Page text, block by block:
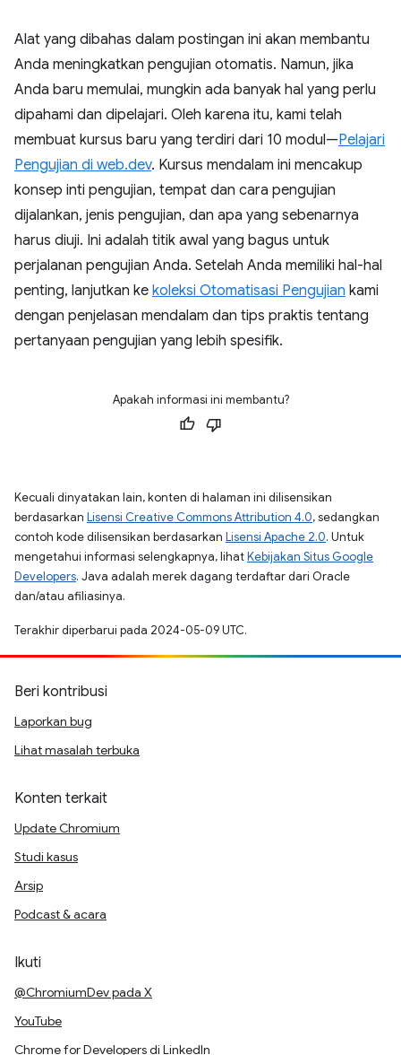
Alat yang dibahas dalam postingan ini akan membantu
Anda meningkatkan pengujian otomatis. Namun, jika
Anda baru memulai, mungkin ada banyak hal yang perlu
dipahami dan dipelajari. Oleh karena itu, kami telah
membuat kursus baru yang terdiri dari 10 modul—Pelajari
Pengujian di web.dev. Kursus mendalam ini mencakup
konsep inti pengujian, tempat dan cara pengujian
dijalankan, jenis pengujian, dan apa yang sebenarnya
harus diuji. Ini adalah titik awal yang bagus untuk
perjalanan pengujian Anda. Setelah Anda memiliki hal-hal
penting, lanjutkan ke koleksi Otomatisasi Pengujian kami
dengan penjelasan mendalam dan tips praktis tentang
pertanyaan pengujian yang lebih spesifik.
Apakah informasi ini membantu?
Kecuali dinyatakan lain, konten di halaman ini dilisensikan
berdasarkan Lisensi Creative Commons Attribution 4.0, sedangkan
contoh kode dilisensikan berdasarkan Lisensi Apache 2.0. Untuk
mengetahui informasi selengkapnya, lihatKebijakan Situs Google
Developers. Java adalah merek dagang terdaftar dari Oracle
dan/atau afiliasinya.
Terakhir diperbarui pada 2024-05-09 UTC.
Beri kontribusi
Laporkan bug
Lihat masalah terbuka
Konten terkait
Update Chromium
Studi kasus
Arsip
Podcast & acara
Ikuti
@ChromiumDev pada X
YouTube
Chrome for Developers di LinkedIn